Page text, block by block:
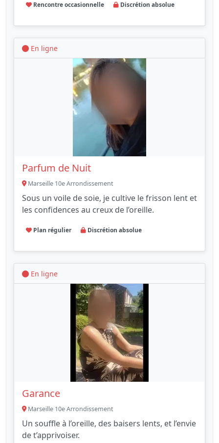
Rencontre occasionnelle Discrétion absolue
En ligne
Parfum de Nuit
Marseille 10e Arrondissement
Sous un voile de soie, je cultive le frisson lent et
les confidences au creux de l’oreille.
Plan régulier Discrétion absolue
En ligne
Garance
Marseille 10e Arrondissement
Un souffle à l’oreille, des baisers lents, et l’envie
de t’apprivoiser.